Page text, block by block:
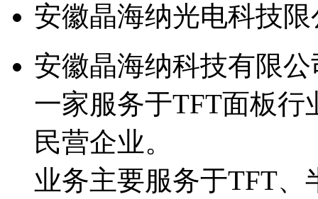
安徽晶海纳光电科技
安徽晶海纳科技有限
一家服务于TFT面板
民营企业。
业务主要服务于TFT、